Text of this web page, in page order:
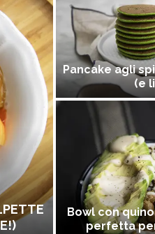
Pancake agli
(e
Bowl con
perfetta